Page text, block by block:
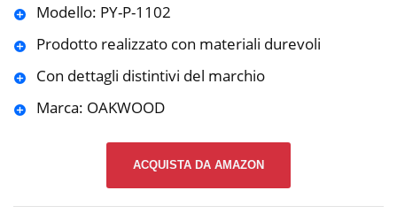
Modello: PY-P-1102
Prodotto realizzato con materiali durevoli
Con dettagli distintivi del marchio
Marca: OAKWOOD
ACQUISTA DA AMAZON